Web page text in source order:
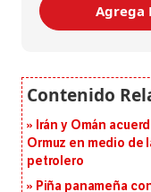
Agrega
Irán y Omán
Ormuz en medio de
petrolero
Piña panameña